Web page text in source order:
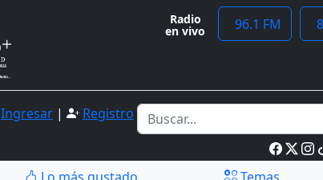
Radio
en vivo 96.1 FM
Ingresar | Registro